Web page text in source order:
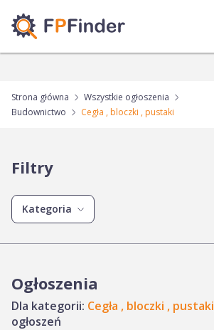
Strona główna
Wszystkie ogłoszenia
Budownictwo
Cegła , bloczki , pustaki
Filtry
Kategoria
Ogłoszenia
Dla kategorii: Cegła , bloczki , pustaki
ogłoszeń